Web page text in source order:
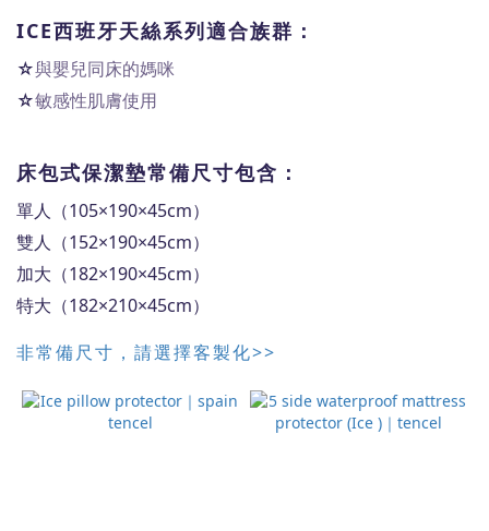
ICE西班牙天絲系列適合族群：
☆與嬰兒同床的媽咪
☆敏感性肌膚使用
床包式保潔墊常備尺寸包含：
單人（105×190×45cm）
雙人（152×190×45cm）
加大（182×190×45cm）
特大（182×210×45cm）
非常備尺寸，請選擇客製化>>